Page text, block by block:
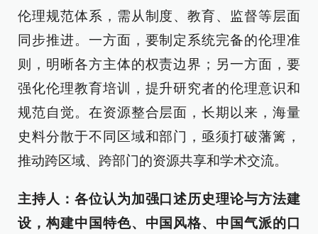
伦理规范体系，需从制度、教育、监督等层面
同步推进。一方面，要制定系统完备的伦理准
则，明晰各方主体的权责边界；另一方面，要
强化伦理教育培训，提升研究者的伦理意识和
规范自觉。在资源整合层面，长期以来，海量
史料分散于不同区域和部门，亟须打破藩篱，
推动跨区域、跨部门的资源共享和学术交流。
主持人：各位认为加强口述历史理论与方法建
设，构建中国特色、中国风格、中国气派的口